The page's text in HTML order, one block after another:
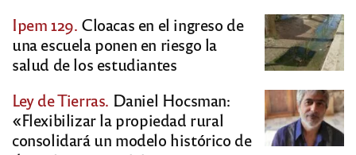
Ipem 129. Cloacas en el ingreso de
una escuela ponen en riesgo la
salud de los estudiantes
Ley de Tierras. Daniel Hocsman:
«Flexibilizar la propiedad rural
consolidará un modelo histórico de